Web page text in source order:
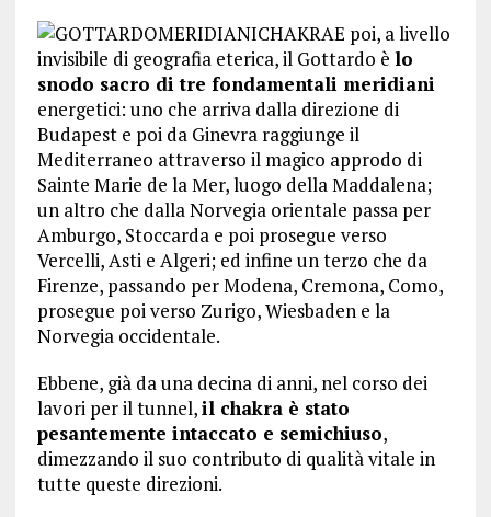
E poi, a livello
invisibile di geografia eterica, il Gottardo è lo
snodo sacro di tre fondamentali meridiani
energetici: uno che arriva dalla direzione di
Budapest e poi da Ginevra raggiunge il
Mediterraneo attraverso il magico approdo di
Sainte Marie de la Mer, luogo della Maddalena;
un altro che dalla Norvegia orientale passa per
Amburgo, Stoccarda e poi prosegue verso
Vercelli, Asti e Algeri; ed infine un terzo che da
Firenze, passando per Modena, Cremona, Como,
prosegue poi verso Zurigo, Wiesbaden e la
Norvegia occidentale.
Ebbene, già da una decina di anni, nel corso dei
lavori per il tunnel,il chakra è stato
pesantemente intaccato e semichiuso,
dimezzando il suo contributo di qualità vitale in
tutte queste direzioni.